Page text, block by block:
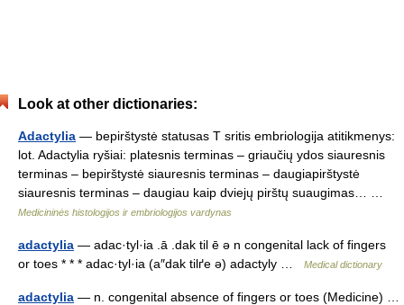
Look at other dictionaries:
Adactylia — bepirštystė statusas T sritis embriologija atitikmenys:
lot. Adactylia ryšiai: platesnis terminas – griaučių ydos siauresnis
terminas – bepirštystė siauresnis terminas – daugiapirštystė
siauresnis terminas – daugiau kaip dviejų pirštų suaugimas… …
Medicininės histologijos ir embriologijos vardynas
adactylia — adac·tyl·ia .ā .dak til ē ə n congenital lack of fingers
or toes * * * adac·tyl·ia (a″dak tilґe ə) adactyly …
Medical dictionary
adactylia — n. congenital absence of fingers or toes (Medicine) …